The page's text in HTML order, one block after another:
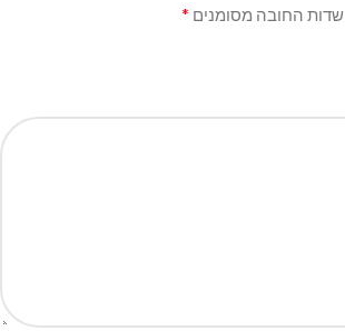
שדות החובה מסומנים *